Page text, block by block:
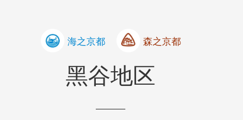
海之京都 森之京都
黑谷地区